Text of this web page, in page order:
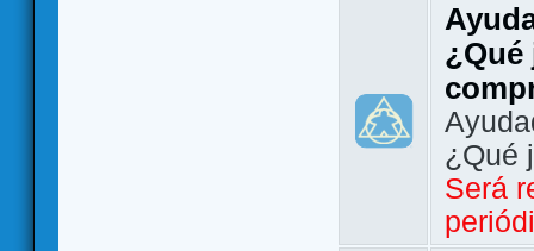
¿Qué
¿Qué
Será